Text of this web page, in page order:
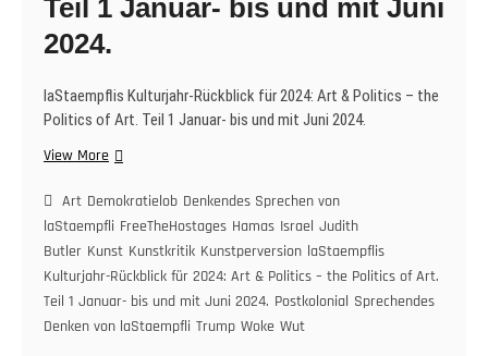
Teil 1 Januar- bis und mit Juni
2024.
laStaempflis Kulturjahr-Rückblick für 2024: Art & Politics – the
Politics of Art. Teil 1 Januar- bis und mit Juni 2024.
View MorelaStaempflis
Rückblick
für
2024:
Art
–
Art Demokratielob Denkendes Sprechen von
laStaempfli FreeTheHostages Hamas Israel Judith
Butler Kunst Kunstkritik Kunstperversion laStaempflis
Kulturjahr-Rückblick für 2024: Art & Politics – the Politics of Art.
Teil 1 Januar- bis und mit Juni 2024. Postkolonial Sprechendes
Denken von laStaempfli Trump Woke Wut